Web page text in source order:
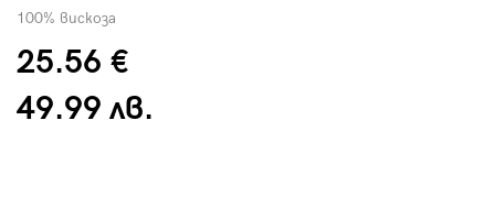
100% вискоза
25.56 €
49.99 лв.